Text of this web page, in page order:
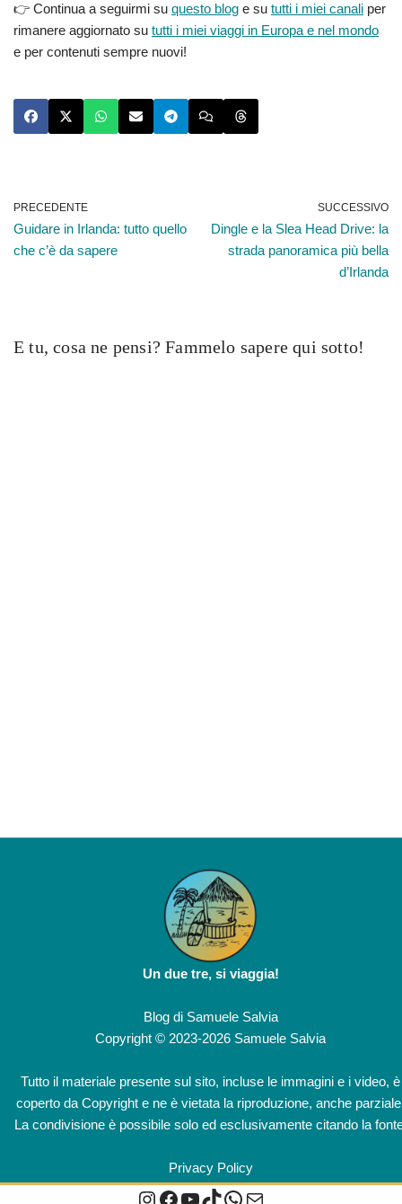
👉 Continua a seguirmi su questo blog e su tutti i miei canali per
rimanere aggiornato su tutti i miei viaggi in Europa e nel mondo
e per contenuti sempre nuovi!
PRECEDENTE
Guidare in Irlanda: tutto quello
che c’è da sapere
SUCCESSIVO
Dingle e la Slea Head Drive: la
strada panoramica più bella
d’Irlanda
E tu, cosa ne pensi? Fammelo sapere qui sotto!
Un due tre, si viaggia!
Blog di Samuele Salvia
Copyright © 2023-2026 Samuele Salvia
Tutto il materiale presente sul sito, incluse le immagini e i video, è
coperto da Copyright e ne è vietata la riproduzione, anche
La condivisione è possibile solo ed esclusivamente citando la
Privacy Policy